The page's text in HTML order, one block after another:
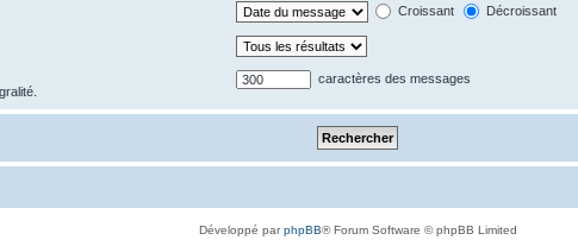
Croissant Décroissant
caractères des messages
Développé parphpBB® Forum Software © phpBB Limited